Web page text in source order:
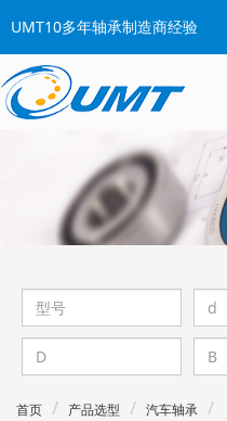
UMT10多年轴承制造商经验
首页 产品选型 汽车轴承